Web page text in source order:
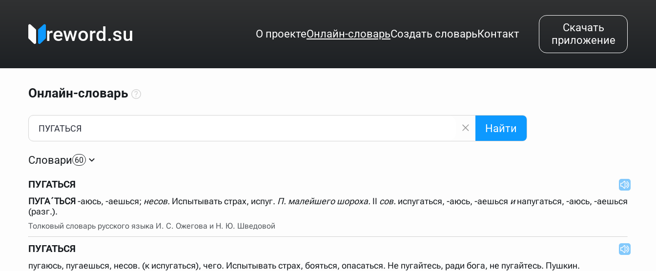
reword.su О проектеОнлайн-словарьСоздать словарьКонтакт
Скачать
приложение
Онлайн-словарь
Как пользоваться онлайн-словарём?
Прежде всего, начните вводить слово, значение которого интересует. Система автоматически подберёт варианты по начальным буквам и покажет их во всплывающем меню.
Если точное написание слова неизвестно (как в кроссворде), неизвестную букву можно заменить подстановочным знаком звёздочкой (*), а несколько неизвестных букв —
Для более сложных случаев существует возможность указывать несколько слов в запросе. Например, если написать в строке запроса "Пушкин поэт" и нажать "Найти", выведутся
В сложных запросах тоже могут присутствовать неизвестные буквы. Например, в кроссворде есть слово "***м***ов", в задании "русский поэт 19 века". Пишем в Reword первым
словом "***м***ов", далее через пробел "поэт". Получается "***м***ов поэт" (без кавычек). Нажимаем "Найти" и получаем статью "Лермонтов" и не только.
Порядок словарей можно изменять, перетаскивая словарь вверх или вниз за прямоугольник слева от названия словаря. Также можно выключать ненужные словари.
Найти
Словари 60
ПУГАТЬСЯ
ПУГА´ТЬСЯ-аюсь, -аешься; несов. Испытывать страх, испуг. П. малейшего шороха. II сов. испугаться, -аюсь, -аешься инапугаться, -аюсь, -аешься
(разг.).
Толковый словарь русского языка И. С. Ожегова и Н. Ю. Шведовой
ПУГАТЬСЯ
пугаюсь, пугаешься, несов. (к испугаться), чего. Испытывать страх, бояться, опасаться. Не пугайтесь, ради бога, не пугайтесь. Пушкин.